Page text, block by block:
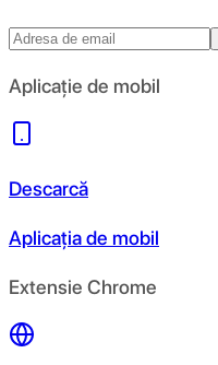
Aplicație de mobil
Descarcă
Aplicația de mobil
Extensie Chrome